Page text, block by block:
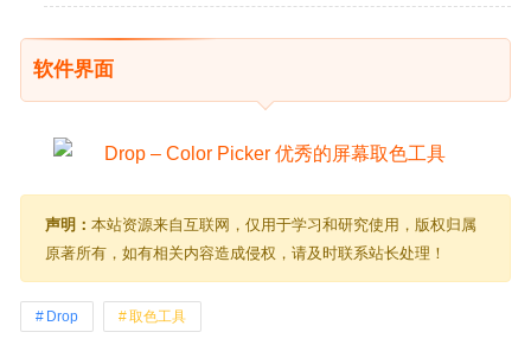
软件界面
声明： 本站资源来自互联网，仅用于学习和研究使用，版权归属
原著所有，如有相关内容造成侵权，请及时联系站长处理！
Drop 取色工具